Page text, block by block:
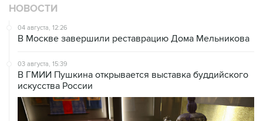
НОВОСТИ
04 августа, 12:26
В Москве завершили реставрацию Дома Мельникова
03 августа, 15:39
В ГМИИ Пушкина открывается выставка буддийского
искусства России